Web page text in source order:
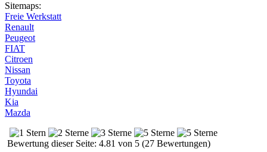
Sitemaps:
Freie Werkstatt
Renault
Peugeot
FIAT
Citroen
Nissan
Toyota
Hyundai
Kia
Mazda
Bewertung dieser Seite: 4.81 von 5 (27 Bewertungen)